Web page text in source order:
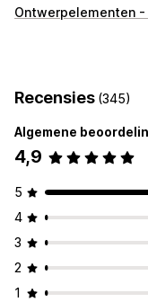
Soorten pictogrammen
Borders
Kleuren
Pictogrampositie
Automatische
Ontwerpelementen -
Recensies (345)
Algemene
4,9
5
4
3
2
1